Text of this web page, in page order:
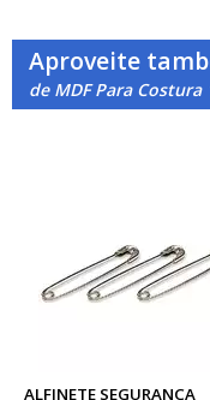
Aproveite
de MDF Para Costura
ALFINETE SEGURANÇA